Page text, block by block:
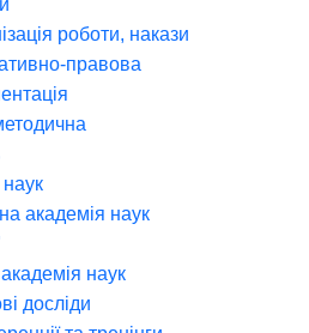
роботи, накази
правова
академія наук
наук
досліди